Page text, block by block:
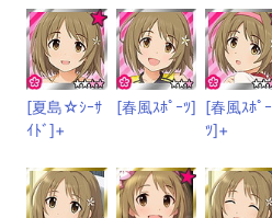
[夏島☆ｼｰｻ
ｲﾄﾞ]+
[春風ｽﾎﾟｰﾂ] [春風ｽﾎﾟｰ
ﾂ]+